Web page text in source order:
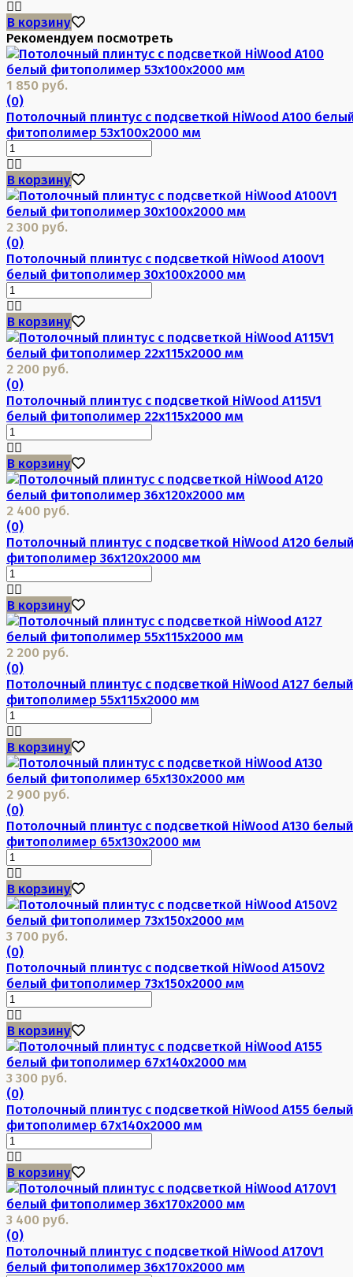
В корзину
Рекомендуем посмотреть
1 850 руб.
(0)
Потолочный плинтус с подсветкой HiWood A100
фитополимер 53х100х2000 мм
В корзину
2 300 руб.
(0)
Потолочный плинтус с подсветкой HiWood A100V1
белый фитополимер 30х100х2000 мм
В корзину
2 200 руб.
(0)
Потолочный плинтус с подсветкой HiWood A115V1
белый фитополимер 22х115х2000 мм
В корзину
2 400 руб.
(0)
Потолочный плинтус с подсветкой HiWood A120
фитополимер 36х120х2000 мм
В корзину
2 200 руб.
(0)
Потолочный плинтус с подсветкой HiWood A127 белый
фитополимер 55х115х2000 мм
В корзину
2 900 руб.
(0)
Потолочный плинтус с подсветкой HiWood A130 белый
фитополимер 65х130х2000 мм
В корзину
3 700 руб.
(0)
Потолочный плинтус с подсветкой HiWood A150V2
белый фитополимер 73х150х2000 мм
В корзину
3 300 руб.
(0)
Потолочный плинтус с подсветкой HiWood A155 белый
фитополимер 67х140х2000 мм
В корзину
3 400 руб.
(0)
Потолочный плинтус с подсветкой HiWood A170V1
белый фитополимер 36х170х2000 мм